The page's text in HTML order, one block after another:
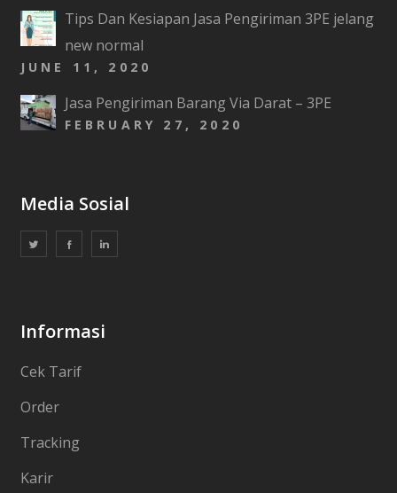
Tips Dan Kesiapan Jasa Pengiriman 3PE jelang
new normal
JUNE 11, 2020
Jasa Pengiriman Barang Via Darat – 3PE
FEBRUARY 27, 2020
Media Sosial
Informasi
Cek Tarif
Order
Tracking
Karir